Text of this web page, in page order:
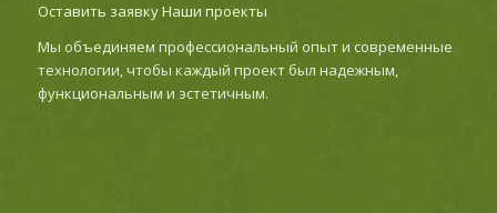
Оставить заявкуНаши проекты
Мы объединяем профессиональный опыт и современные
технологии, чтобы каждый проект был надежным,
функциональным и эстетичным.